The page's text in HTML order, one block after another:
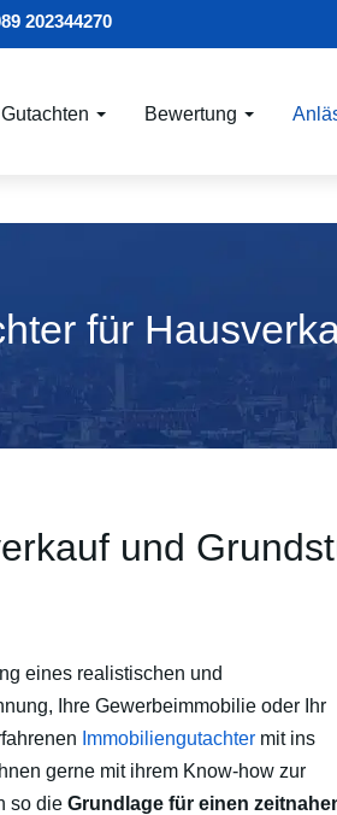
202344270
Gutachten Bewertung
für
und
eines realistischen und
Ihre Gewerbeimmobilie oder Ihr
Immobiliengutachter mit ins
gerne mit ihrem Know-how zur
so die Grundlage für einen